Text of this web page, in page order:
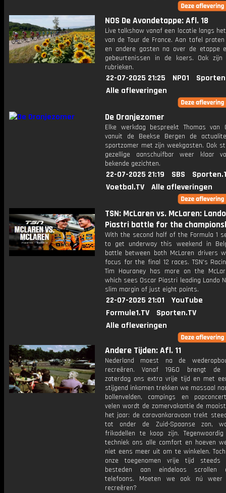
NOS De Avondetappe: Afl. 18
Live talkshow vanaf een locatie langs
van de Tour de France. Aan tafel
en andere gasten na over de etappe
gebeurtenissen in de koers. Ook
rubrieken.
22-07-2025 21:25 NPO1
Alle afleveringen
De Oranjezomer
Elke werkdag bespreekt Thomas van
vanuit de Beekse Bergen de
sportzomer met zijn weekgasten. Ook
gezellige aanschuifbar weer klaar
bekende gezichten.
22-07-2025 21:19 SBS
Voetbal.TV
Alle afleveringen
TSN: McLaren vs. McLaren:
Piastri battle for the
With the second half of the Formula 1
to get underway this weekend in
battle between both McLaren drivers
focus for the final 12 races. TSN's
Tim Hauraney has more on the
which sees Oscar Piastri leading Lando
slim margin of just eight points.
22-07-2025 21:01
YouTube
Formule1.TV
Sporten.TV
Alle afleveringen
Andere Tijden: Afl. 11
Nederland moest na de
recreëren. Vanaf 1960 brengt de
zaterdag ons extra vrije tijd en met
stijgend inkomen trekken we massaal
bollenvelden, campings en
velen wordt de zomervakantie de
het jaar: de caravankaravaan trekt
tot onder de Zuid-Spaanse zon,
frikadellen te koop zijn.
techniek ons alle comfort en hoeven
niet eens meer uit om te winkelen.
onze toegenomen vrije tijd
besteden aan eindeloos scrollen
telefoons. Moeten we ook nú
recreëren?